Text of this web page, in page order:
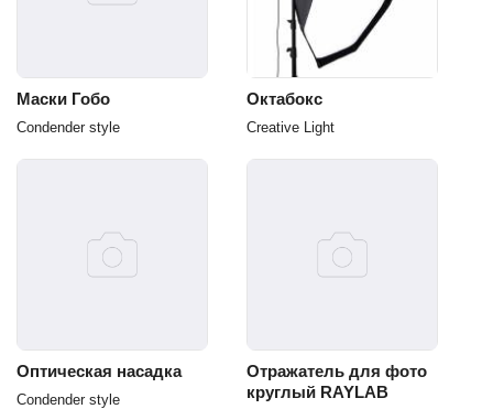
Маски Гобо
Сondender style
Октабокс
Creative Light
Оптическая насадка
Сondender style
Отражатель для фото
круглый RAYLAB